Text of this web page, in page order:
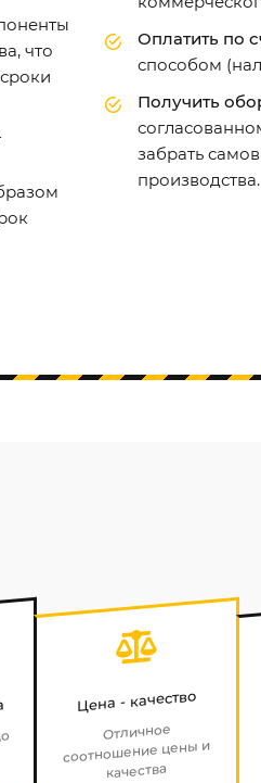
что
Оплатить по
способом
Получить
забрать
производства.
Цена - качество
Отличное
соотношение цены и
качества